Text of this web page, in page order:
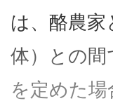
は、酪農家
体）との間
を定めた